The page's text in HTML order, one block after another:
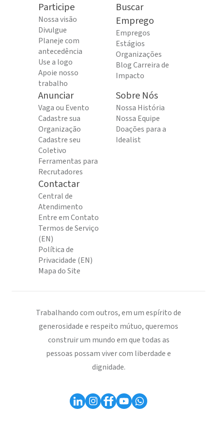
Participe
Nossa visão
Divulgue
Planeje com
antecedência
Use a logo
Apoie nosso
trabalho
Buscar
Emprego
Empregos
Estágios
Organizações
Blog Carreira de
Impacto
Anunciar
Vaga ou Evento
Cadastre sua
Organização
Cadastre seu
Coletivo
Ferramentas para
Recrutadores
Sobre Nós
Nossa História
Nossa Equipe
Doações para a
Idealist
Contactar
Central de
Atendimento
Entre em Contato
Termos de Serviço
(EN)
Política de
Privacidade (EN)
Mapa do Site
Trabalhando com outros, em um espírito de
generosidade e respeito mútuo, queremos
construir um mundo em que todas as
pessoas possam viver com liberdade e
dignidade.